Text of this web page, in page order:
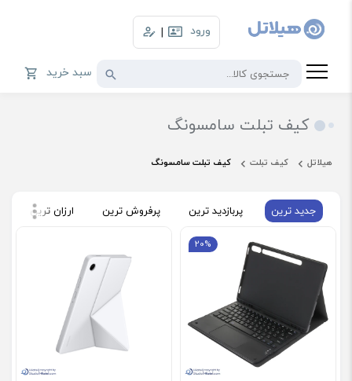
ورود |
سبد خرید
کیف تبلت سامسونگ
هیلاتل کیف تبلت کیف تبلت سامسونگ
جدید ترین پربازدید ترین پرفروش ترین ارزان ترین
فروش ویژه
20%
فروش ویژه